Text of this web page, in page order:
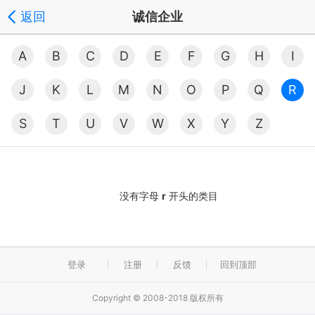
返回 诚信企业
A B C D E F G H I
J K L M N O P Q R
S T U V W X Y Z
没有字母 r 开头的类目
登录 注册 反馈 回到顶部
Copyright © 2008-2018 版权所有